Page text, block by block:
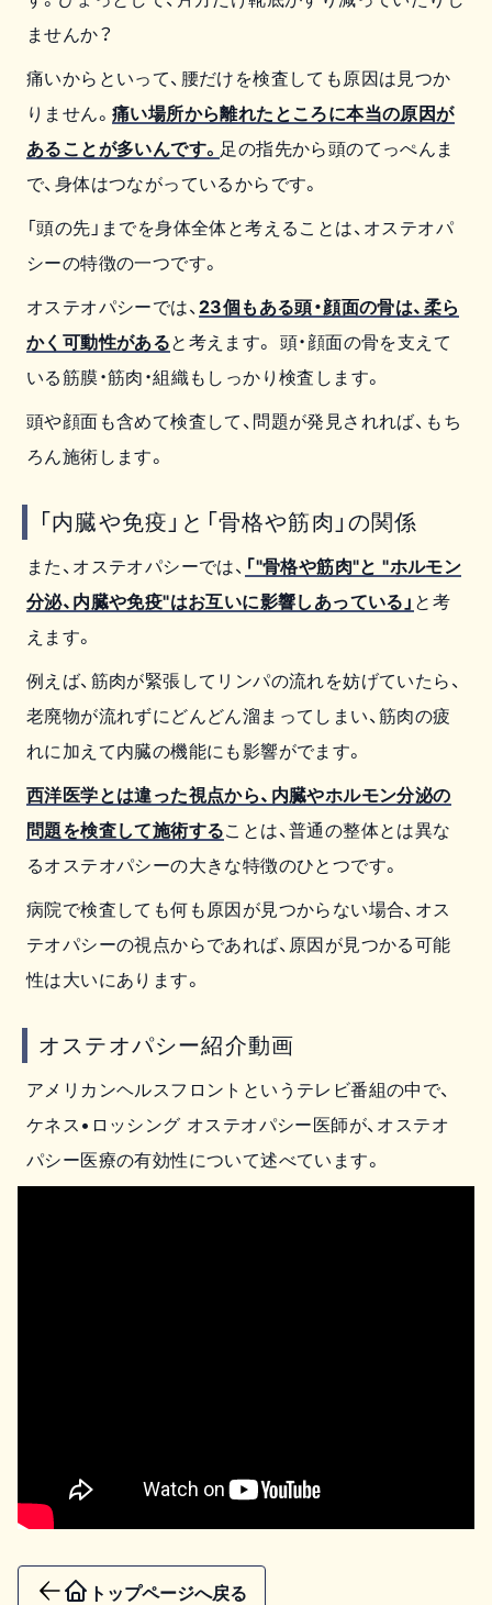
ませんか？
痛いからといって、腰だけを検査しても原因は見つか
りません。 痛い場所から離れたところに本当の原因が
あることが多いんです。 足の指先から頭のてっぺんま
で、身体はつながっているからです。
「頭の先」までを身体全体と考えることは、オステオパ
シーの特徴の一つです。
オステオパシーでは、 23個もある頭・顔面の骨は、柔ら
かく可動性があると考えます。 頭・顔面の骨を支えて
いる筋膜・筋肉・組織もしっかり検査します。
頭や顔面も含めて検査して、問題が発見されれば、もち
ろん施術します。
「内臓や免疫」と「骨格や筋肉」の関係
また、オステオパシーでは、 「"骨格や筋肉"と "ホルモン
分泌、内臓や免疫"はお互いに影響しあっている」 と考
えます。
例えば、筋肉が緊張してリンパの流れを妨げていたら、
老廃物が流れずにどんどん溜まってしまい、筋肉の疲
れに加えて内臓の機能にも影響がでます。
西洋医学とは違った視点から、内臓やホルモン分泌の
問題を検査して施術することは、普通の整体とは異な
るオステオパシーの大きな特徴のひとつです。
病院で検査しても何も原因が見つからない場合、オス
テオパシーの視点からであれば、原因が見つかる可能
性は大いにあります。
オステオパシー紹介動画
アメリカンヘルスフロントというテレビ番組の中で、
ケネス•ロッシング オステオパシー医師が、オステオ
パシー医療の有効性について述べています。
トップページへ戻る